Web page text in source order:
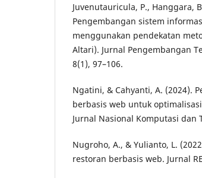
Juvenutauricula, P., Hanggara,
Pengembangan sistem
menggunakan pendekatan
Altari). Jurnal Pengembangan
8(1), 97–106.
Ngatini, & Cahyanti, A. (2024).
berbasis web untuk
Jurnal Nasional Komputasi dan
Nugroho, A., & Yulianto, L.
restoran berbasis web. Jurnal